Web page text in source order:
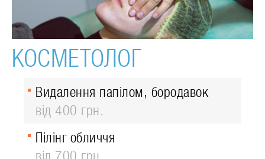
КОСМЕТОЛОГ
Видалення папілом, бородавок
від 400 грн.
Пілінг обличчя